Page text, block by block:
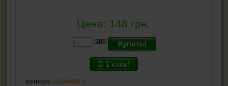
Цена: 148 грн.
Купить!
В 1 клик!
Артикул: cl-0246806-3